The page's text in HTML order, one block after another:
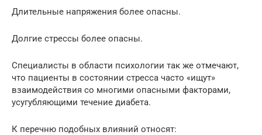
Длительные напряжения более опасны.
Долгие стрессы более опасны.
Специалисты в области психологии так же отмечают,
что пациенты в состоянии стресса часто «ищут»
взаимодействия со многими опасными факторами,
усугубляющими течение диабета.
К перечню подобных влияний относят: